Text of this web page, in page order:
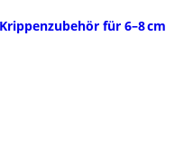
für 6–8 cm